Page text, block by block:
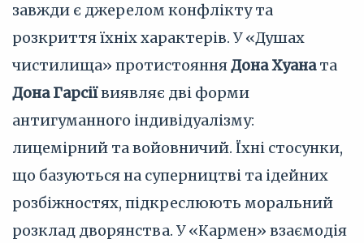
завжди є джерелом конфлікту та
розкриття їхніх характерів. У «Душах
чистилища» протистоянняДона Хуаната
Дона Гарсіївиявляє дві форми
антигуманного індивідуалізму:
лицемірний та войовничий. Їхні стосунки,
що базуються на суперництві та ідейних
розбіжностях, підкреслюють моральний
розклад дворянства. У «Кармен» взаємодія